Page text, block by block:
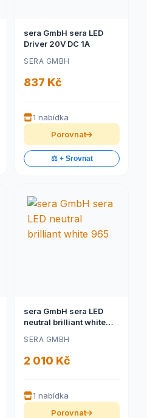
sera GmbH sera LED
Driver 20V DC 1A
SERA GMBH
837 Kč
1 nabídka
Porovnat
⚖️ + Srovnat
sera GmbH sera LED
neutral brilliant white
SERA GMBH
2 010 Kč
1 nabídka
Porovnat